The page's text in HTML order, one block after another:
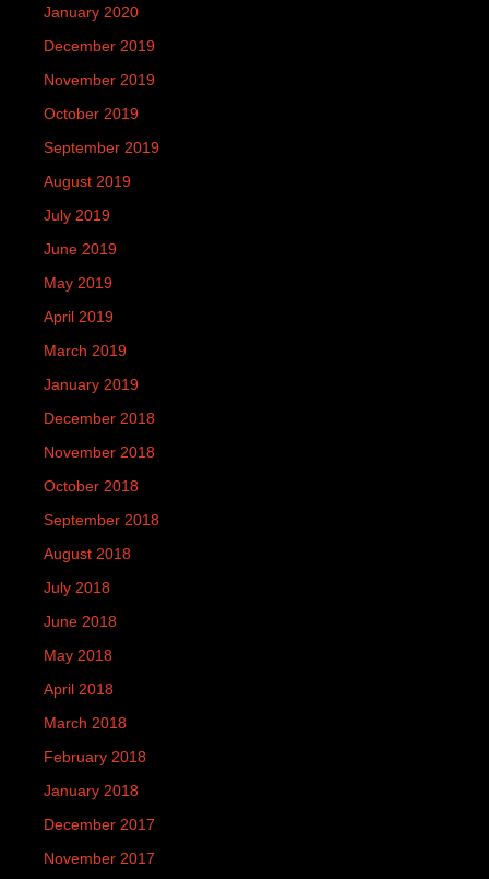
January 2020
December 2019
November 2019
October 2019
September 2019
August 2019
July 2019
June 2019
May 2019
April 2019
March 2019
January 2019
December 2018
November 2018
October 2018
September 2018
August 2018
July 2018
June 2018
May 2018
April 2018
March 2018
February 2018
January 2018
December 2017
November 2017